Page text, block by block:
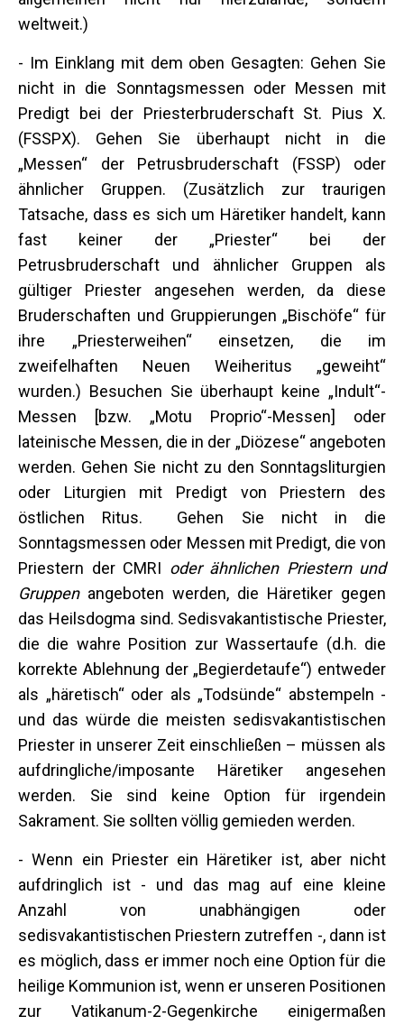
weltweit.)
- Im Einklang mit dem oben Gesagten: Gehen Sie
nicht in die Sonntagsmessen oder Messen mit
Predigt bei der Priesterbruderschaft St. Pius X.
(FSSPX). Gehen Sie überhaupt nicht in die
„Messen“ der Petrusbruderschaft (FSSP) oder
ähnlicher Gruppen. (Zusätzlich zur traurigen
Tatsache, dass es sich um Häretiker handelt, kann
fast keiner der „Priester“ bei der
Petrusbruderschaft und ähnlicher Gruppen als
gültiger Priester angesehen werden, da diese
Bruderschaften und Gruppierungen „Bischöfe“ für
ihre „Priesterweihen“ einsetzen, die im
zweifelhaften Neuen Weiheritus „geweiht“
wurden.) Besuchen Sie überhaupt keine „Indult“-
Messen [bzw. „Motu Proprio“-Messen] oder
lateinische Messen, die in der „Diözese“ angeboten
werden. Gehen Sie nicht zu den Sonntagsliturgien
oder Liturgien mit Predigt von Priestern des
östlichen Ritus. Gehen Sie nicht in die
Sonntagsmessen oder Messen mit Predigt, die von
Priestern der CMRI oder ähnlichen Priestern und
Gruppenangeboten werden, die Häretiker gegen
das Heilsdogma sind. Sedisvakantistische Priester,
die die wahre Position zur Wassertaufe (d.h. die
korrekte Ablehnung der „Begierdetaufe“) entweder
als „häretisch“ oder als „Todsünde“ abstempeln -
und das würde die meisten sedisvakantistischen
Priester in unserer Zeit einschließen – müssen als
aufdringliche/imposante Häretiker angesehen
werden. Sie sind keine Option für irgendein
Sakrament. Sie sollten völlig gemieden werden.
- Wenn ein Priester ein Häretiker ist, aber nicht
aufdringlich ist - und das mag auf eine kleine
Anzahl von unabhängigen oder
sedisvakantistischen Priestern zutreffen -, dann ist
es möglich, dass er immer noch eine Option für die
heilige Kommunion ist, wenn er unseren Positionen
zur Vatikanum-2-Gegenkirche einigermaßen